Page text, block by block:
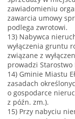
zawiadomieniu
zawarcia umowy
podlega zwrotowi.
13) Nabywca
wyłączenia gruntu
związane z
prowadzi Starostwo
14) Gminie Miastu
zasadach
o gospodarce
z późn. zm.).
15) Przy nabyciu